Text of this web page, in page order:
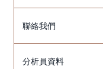
聯絡我們
分析員資料